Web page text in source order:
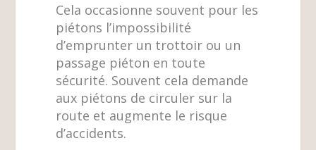
Cela occasionne souvent pour les
piétons l’impossibilité
d’emprunter un trottoir ou un
passage piéton en toute
sécurité. Souvent cela demande
aux piétons de circuler sur la
route et augmente le risque
d’accidents.